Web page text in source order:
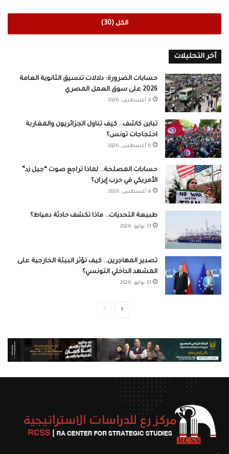
الكل (30)
آخر التحليلات
حسابات الضرورة: دلالات تنسيق الثانوية العامة
2026 على سوق العمل المصري
6 أغسطس، 2026
تباين كاشف.. كيف تناول الجزائريون والمغاربة
احتجاجات تونس؟
6 أغسطس، 2026
حسابات المصلحة.. لماذا تراجع صوت “جيل زد”
الأمريكي في حرب إيران؟
4 أغسطس، 2026
طبيعة التحديات.. ماذا تكشف حادثة دمياط؟
31 يوليو، 2026
تصدير المهاجرين.. كيف تؤثر البيئة الخارجية على
المشهد الداخلي التونسي؟
31 يوليو، 2026
الصفحةالصفحة